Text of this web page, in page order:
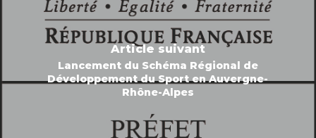
Article suivant
Lancement du Schéma Régional de
Développement du Sport en Auvergne-
Rhône-Alpes